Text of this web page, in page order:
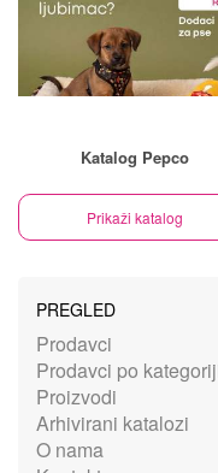
Katalog Pepco
Prikaži katalog
PREGLED
Prodavci
Prodavci po
Proizvodi
Arhivirani katalozi
O nama